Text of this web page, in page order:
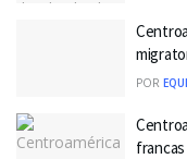
POR